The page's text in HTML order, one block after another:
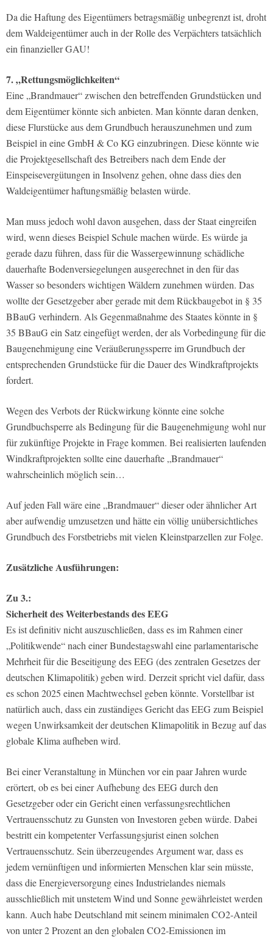
Da die Haftung des Eigentümers betragsmäßig unbegrenzt ist, droht
dem Waldeigentümer auch in der Rolle des Verpächters tatsächlich
ein finanzieller GAU!
7. „Rettungsmöglichkeiten“
Eine „Brandmauer“ zwischen den betreffenden Grundstücken und
dem Eigentümer könnte sich anbieten. Man könnte daran denken,
diese Flurstücke aus dem Grundbuch herauszunehmen und zum
Beispiel in eine GmbH & Co KG einzubringen. Diese könnte wie
die Projektgesellschaft des Betreibers nach dem Ende der
Einspeisevergütungen in Insolvenz gehen, ohne dass dies den
Waldeigentümer haftungsmäßig belasten würde.
Man muss jedoch wohl davon ausgehen, dass der Staat eingreifen
wird, wenn dieses Beispiel Schule machen würde. Es würde ja
gerade dazu führen, dass für die Wassergewinnung schädliche
dauerhafte Bodenversiegelungen ausgerechnet in den für das
Wasser so besonders wichtigen Wäldern zunehmen würden. Das
wollte der Gesetzgeber aber gerade mit dem Rückbaugebot in § 35
BBauG verhindern. Als Gegenmaßnahme des Staates könnte in §
35 BBauG ein Satz eingefügt werden, der als Vorbedingung für die
Baugenehmigung eine Veräußerungssperre im Grundbuch der
entsprechenden Grundstücke für die Dauer des Windkraftprojekts
fordert.
Wegen des Verbots der Rückwirkung könnte eine solche
Grundbuchsperre als Bedingung für die Baugenehmigung wohl nur
für zukünftige Projekte in Frage kommen. Bei realisierten laufenden
Windkraftprojekten sollte eine dauerhafte „Brandmauer“
wahrscheinlich möglich sein…
Auf jeden Fall wäre eine „Brandmauer“ dieser oder ähnlicher Art
aber aufwendig umzusetzen und hätte ein völlig unübersichtliches
Grundbuch des Forstbetriebs mit vielen Kleinstparzellen zur Folge.
Zusätzliche Ausführungen:
Zu 3.:
Sicherheit des Weiterbestands des EEG
Es ist definitiv nicht auszuschließen, dass es im Rahmen einer
„Politikwende“ nach einer Bundestagswahl eine parlamentarische
Mehrheit für die Beseitigung des EEG (des zentralen Gesetzes der
deutschen Klimapolitik) geben wird. Derzeit spricht viel dafür, dass
es schon 2025 einen Machtwechsel geben könnte. Vorstellbar ist
natürlich auch, dass ein zuständiges Gericht das EEG zum Beispiel
wegen Unwirksamkeit der deutschen Klimapolitik in Bezug auf das
globale Klima aufheben wird.
Bei einer Veranstaltung in München vor ein paar Jahren wurde
erörtert, ob es bei einer Aufhebung des EEG durch den
Gesetzgeber oder ein Gericht einen verfassungsrechtlichen
Vertrauensschutz zu Gunsten von Investoren geben würde. Dabei
bestritt ein kompetenter Verfassungsjurist einen solchen
Vertrauensschutz. Sein überzeugendes Argument war, dass es
jedem vernünftigen und informierten Menschen klar sein müsste,
dass die Energieversorgung eines Industrielandes niemals
ausschließlich mit unstetem Wind und Sonne gewährleistet werden
kann. Auch habe Deutschland mit seinem minimalen CO2-Anteil
von unter 2 Prozent an den globalen CO2-Emissionen im